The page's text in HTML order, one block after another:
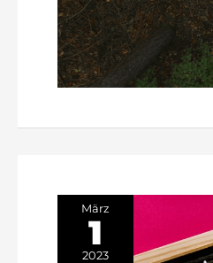
März
1
2023